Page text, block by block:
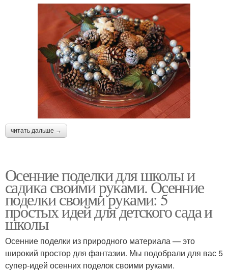
читать дальше →
Осенние поделки для школы и
садика своими руками. Осенние
поделки своими руками: 5
простых идей для детского сада и
школы
Осенние поделки из природного материала — это
широкий простор для фантазии. Мы подобрали для вас 5
супер-идей осенних поделок своими руками.